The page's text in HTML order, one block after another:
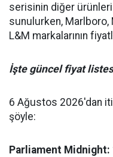
serisinin diğer ürünleri
sunulurken,
L&M markalarının
İşte güncel fiyat
6 Ağustos 2026'dan
şöyle:
Parliament Midnight: